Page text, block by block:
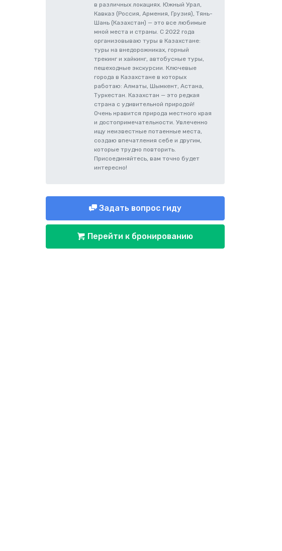
в различных локациях. Южный Урал,
Кавказ (Россия, Армения, Грузия), Тянь-
Шань (Казахстан) — это все любимые
мной места и страны. С 2022 года
организовываю туры в Казахстане:
туры на внедорожниках, горный
трекинг и хайкинг, автобусные туры,
пешеходные экскурсии. Ключевые
города в Казахстане в которых
работаю: Алматы, Шымкент, Астана,
Туркестан. Казахстан — это редкая
страна с удивительной природой!
Очень нравится природа местного края
и достопримечательности. Увлеченно
ищу неизвестные потаенные места,
создаю впечатления себе и другим,
которые трудно повторить.
Присоединяйтесь, вам точно будет
интересно!
Задать вопрос гиду
Перейти к бронированию